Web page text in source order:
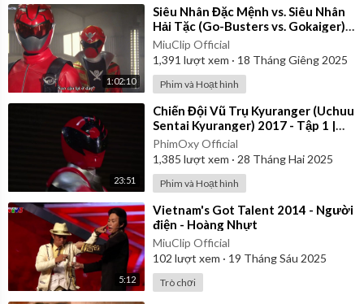
1:02:10
⁣Siêu Nhân Đặc Mệnh vs. Siêu Nhân
Hải Tặc (Go-Busters vs. Gokaiger) |
Vietsub
MiuClip Official
1,391 lượt xem · 18 Tháng Giêng 2025
Phim và Hoạt hình
23:51
⁣Chiến Đội Vũ Trụ Kyuranger (Uchuu
Sentai Kyuranger) 2017 - Tập 1 |
Thuyết Minh
PhimOxy Official
1,385 lượt xem · 28 Tháng Hai 2025
Phim và Hoạt hình
5:12
⁣Vietnam's Got Talent 2014 - Người
điện - Hoàng Nhựt
MiuClip Official
102 lượt xem · 19 Tháng Sáu 2025
Trò chơi